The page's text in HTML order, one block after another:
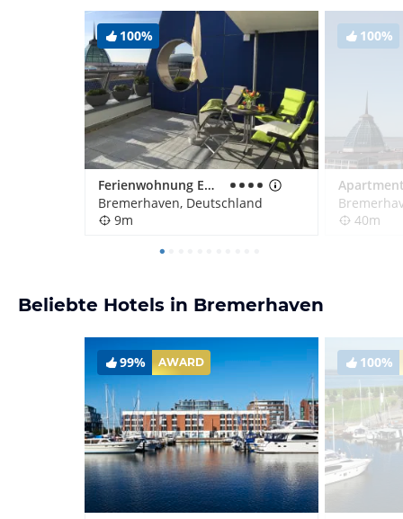
100%
Ferienwohnung EMMA
Bremerhaven, Deutschland
9m
100%
40m
Beliebte Hotels in Bremerhaven
99% AWARD 100%